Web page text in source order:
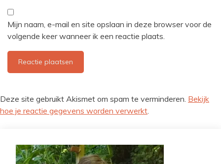
Mijn naam, e-mail en site opslaan in deze browser voor de
volgende keer wanneer ik een reactie plaats.
Deze site gebruikt Akismet om spam te verminderen. Bekijk
hoe je reactie gegevens worden verwerkt